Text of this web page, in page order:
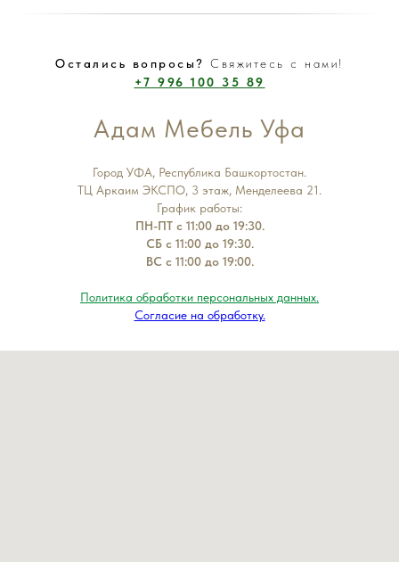
Остались вопросы?Свяжитесь с нами!
+7 996 100 35 89
Адам Мебель Уфа
Город УФА, Республика Башкортостан.
ТЦ Аркаим ЭКСПО, 3 этаж, Менделеева 21.
График работы:
ПН-ПТ с 11:00 до 19:30.
СБ с 11:00 до 19:30.
ВС с 11:00 до 19:00.
Политика обработки персональных данных.
Согласие на обработку.